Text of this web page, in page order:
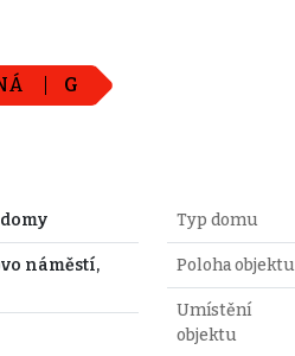
G
náměstí,
Typ domu
Poloha objektu
Umístění
objektu